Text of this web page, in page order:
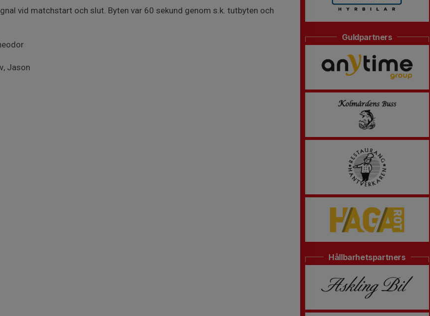
vid matchstart och slut. Byten var 60 sekund genom s.k. tutbyten och
Jason
Guldpartners
Hållbarhetspartners